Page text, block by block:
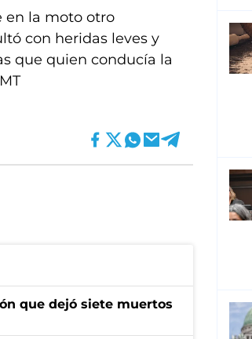
en la moto otro
con heridas leves y
que quien conducía la
que dejó siete muertos